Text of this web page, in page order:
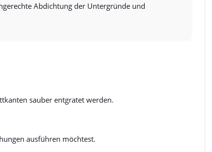
Abdichtung der Untergründe und
sauber entgratet werden.
ausführen möchtest.